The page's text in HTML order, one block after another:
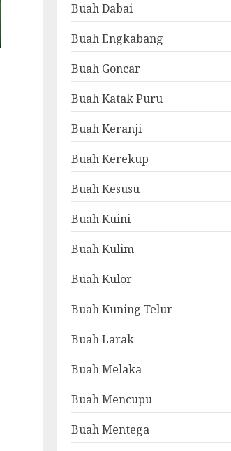
Buah Dabai
Buah Engkabang
Buah Goncar
Buah Katak Puru
Buah Keranji
Buah Kerekup
Buah Kesusu
Buah Kuini
Buah Kulim
Buah Kulor
Buah Kuning Telur
Buah Larak
Buah Melaka
Buah Mencupu
Buah Mentega